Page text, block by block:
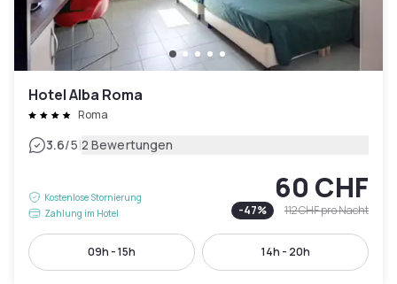
Hotel Alba Roma
Roma
3.6/5|2 Bewertungen
Kostenlose Stornierung
Zahlung im Hotel
60 CHF
-47% 112 CHFpro Nacht
09h - 15h 14h - 20h